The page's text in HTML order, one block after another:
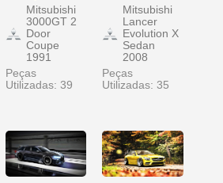
Mitsubishi
3000GT 2
Door
Coupe
1991
Peças
Utilizadas: 39
Mitsubishi
Lancer
Evolution X
Sedan
2008
Peças
Utilizadas: 35